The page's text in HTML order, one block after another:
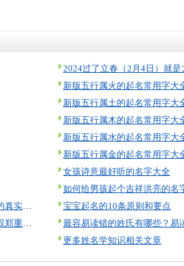
美名腾起名怎么样？来看看起名用户的真实评价！
美名腾智能起名软件著作权及知识产权郑重声明
新版五行属火的起名常用字大
新版五行属土的起名常用字大
新版五行属木的起名常用字大
新版五行属水的起名常用字大
新版五行属金的起名常用字大
女孩诗意最好听的名字大全
如何给男孩起个吉祥洪亮的名
宝宝起名的10条原则和要点
最容易读错的姓氏有哪些？易
更多姓名学知识相关文章